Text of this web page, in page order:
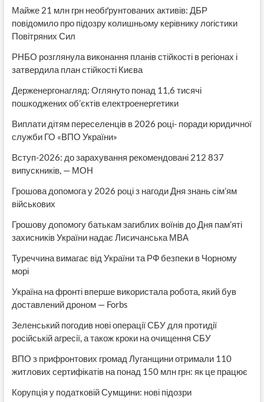
Майже 21 млн грн необґрунтованих активів: ДБР
повідомило про підозру колишньому керівнику логістики
Повітряних Сил
РНБО розглянула виконання планів стійкості в регіонах і
затвердила план стійкості Києва
Держенергонагляд: Оглянуто понад 11,6 тисячі
пошкоджених об’єктів електроенергетики
Виплати дітям переселенців в 2026 році- поради юридичної
служби ГО «ВПО України»
Вступ-2026: до зарахування рекомендовані 212 837
випускників, — МОН
Грошова допомога у 2026 році з нагоди Дня знань сім’ям
військових
Грошову допомогу батькам загиблих воїнів до Дня пам’яті
захисників України надає Лисичанська МВА
Туреччина вимагає від України та РФ безпеки в Чорному
морі
Україна на фронті вперше використала робота, який був
доставлений дроном — Forbs
Зеленський погодив нові операції СБУ для протидії
російській агресії, а також кроки на очищення СБУ
ВПО з прифронтових громад Луганщини отримали 110
житлових сертифікатів на понад 150 млн грн: як це працює
Корупція у податковій Сумщини: нові підозри